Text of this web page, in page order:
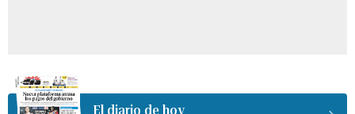
El diario de hoy